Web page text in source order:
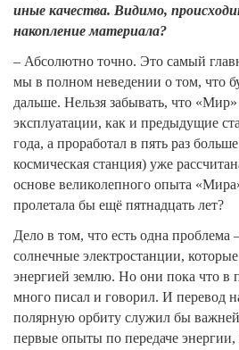
иные качества. Видимо,
накопление материала?
– Абсолютно точно. Это самый
мы в полном неведении о том, что
дальше. Нельзя забывать, что
эксплуатации, как и предыдущие
года, а проработал в пять раз
космическая станция) уже
основе великолепного опыта
пролетала бы ещё пятнадцать лет?
Дело в том, что есть одна проблема
солнечные электростанции,
энергией землю. Но они пока что в
много писал и говорил. И перевод
полярную орбиту служил бы
первые опыты по передаче